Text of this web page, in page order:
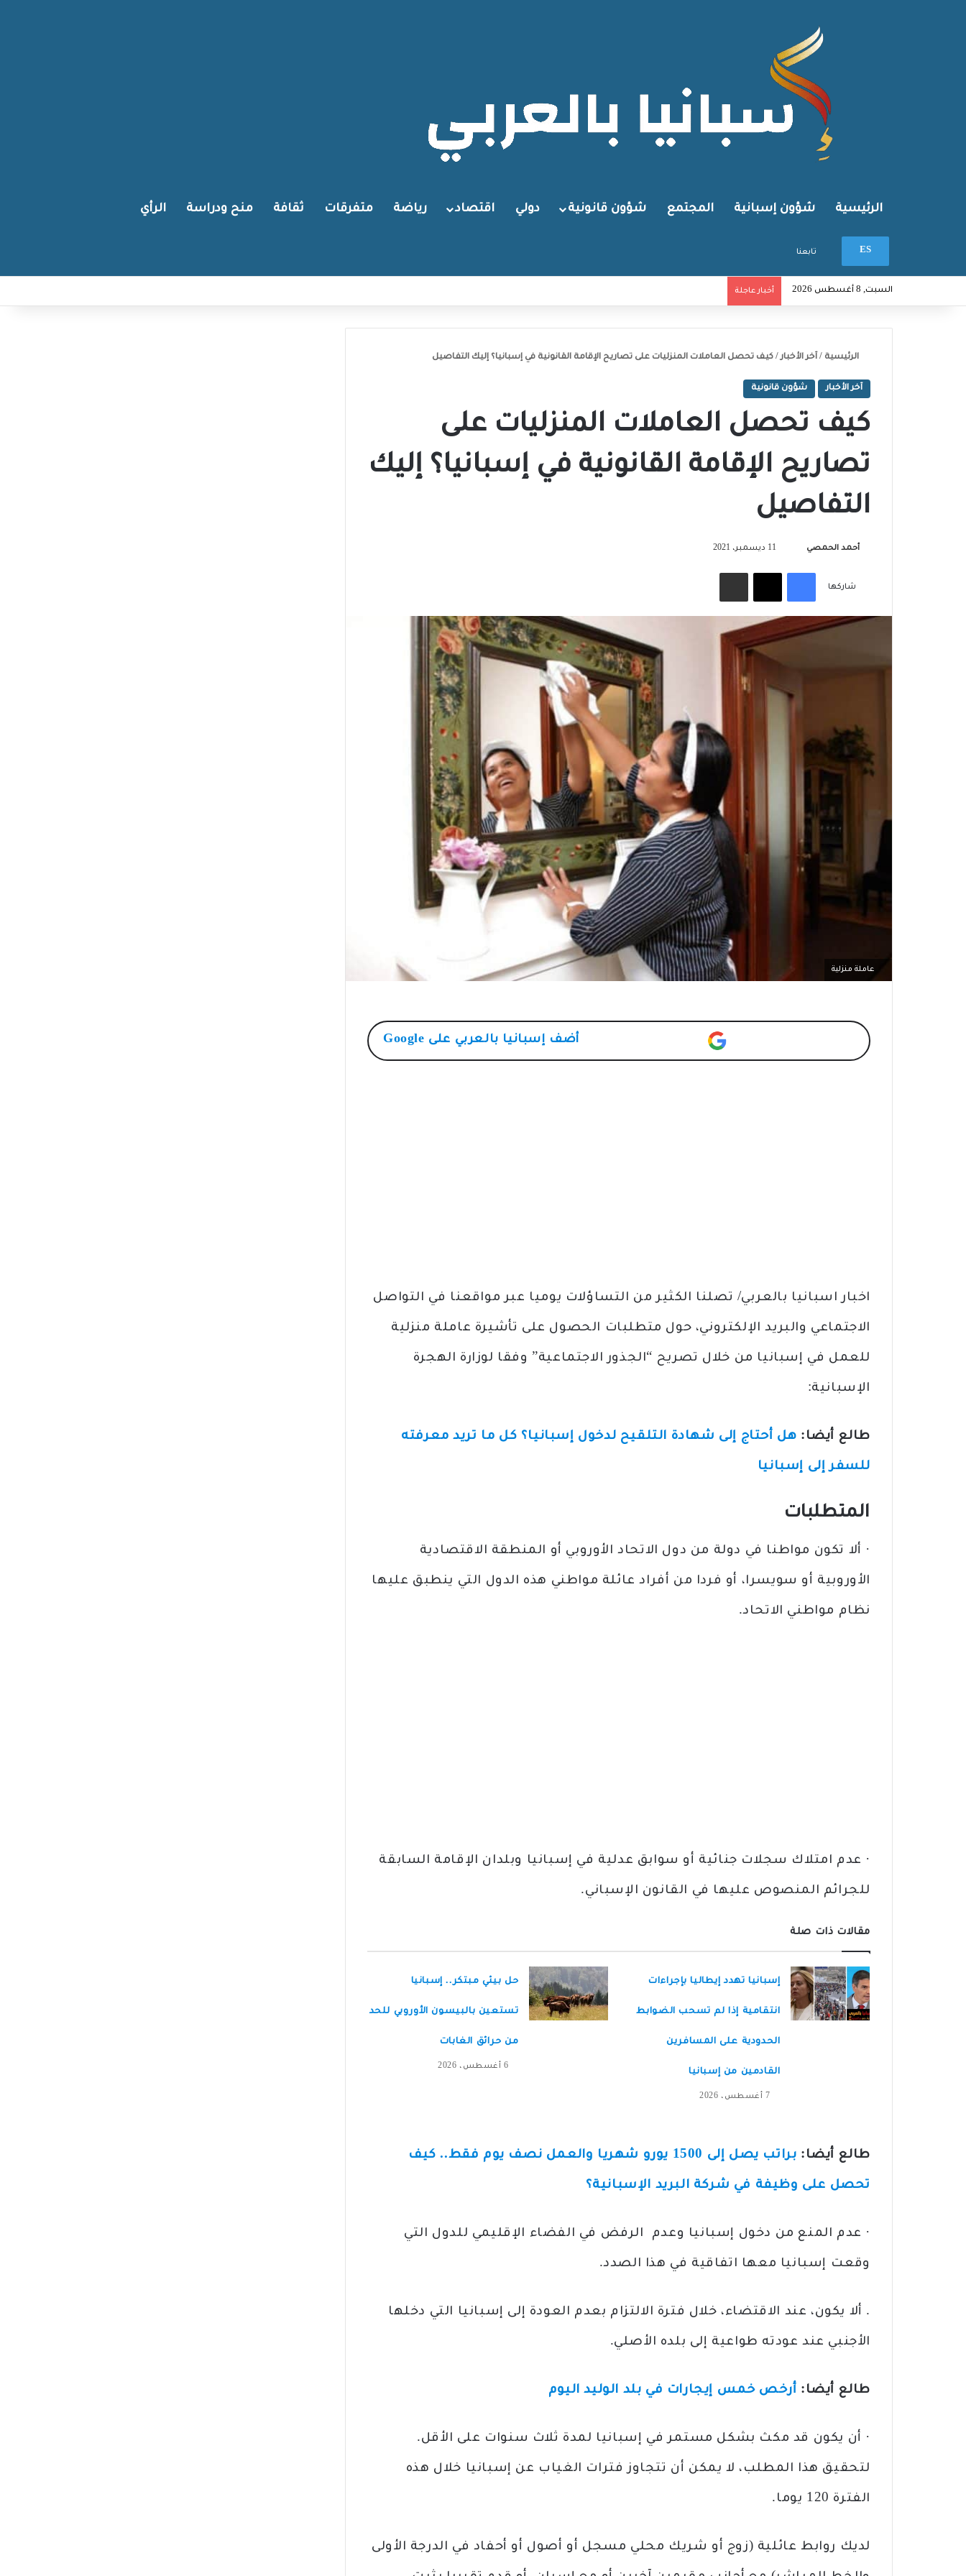
الرئيسية شؤون إسبانية المجتمع شؤون قانونية دولي اقتصاد رياضة متفرقات ثقافة منح ودراسة الرأي
ES تابعنا
السبت, 8 أغسطس 2026 أخبار عاجلة
الرئيسية / آخر الأخبار / كيف تحصل العاملات المنزليات على تصاريح الإقامة القانونية في إسبانيا؟ إليك التفاصيل
آخر الأخبار شؤون قانونية
كيف تحصل العاملات المنزليات على
تصاريح الإقامة القانونية في إسبانيا؟ إليك
التفاصيل
أحمد الحمصي 11 ديسمبر، 2021
شاركها
فيسبوك‫X مشاركة عبر البريد
عاملة منزلية
أضف إسبانيا بالعربي على Google
اخبار اسبانيا بالعربي/ تصلنا الكثير من التساؤلات يوميا عبر مواقعنا في التواصل
الاجتماعي والبريد الإلكتروني، حول متطلبات الحصول على تأشيرة عاملة منزلية
للعمل في إسبانيا من خلال تصريح “الجذور الاجتماعية” وفقا لوزارة الهجرة
الإسبانية:
طالع أيضا: هل أحتاج إلى شهادة التلقيح لدخول إسبانيا؟ كل ما تريد معرفته
للسفر إلى إسبانيا
المتطلبات
· ألا تكون مواطنا في دولة من دول الاتحاد الأوروبي أو المنطقة الاقتصادية
الأوروبية أو سويسرا، أو فردا من أفراد عائلة مواطني هذه الدول التي ينطبق عليها
نظام مواطني الاتحاد.
· عدم امتلاك سجلات جنائية أو سوابق عدلية في إسبانيا وبلدان الإقامة السابقة
للجرائم المنصوص عليها في القانون الإسباني.
مقالات ذات صلة
إسبانيا تهدد إيطاليا بإجراءات
انتقامية إذا لم تسحب الضوابط
الحدودية على المسافرين
القادمين من إسبانيا
7 أغسطس، 2026
حل بيئي مبتكر.. إسبانيا
تستعين بالبيسون الأوروبي للحد
من حرائق الغابات
6 أغسطس، 2026
طالع أيضا: براتب يصل إلى 1500 يورو شهريا والعمل نصف يوم فقط.. كيف
تحصل على وظيفة في شركة البريد الإسبانية؟
· عدم المنع من دخول إسبانيا وعدم الرفض في الفضاء الإقليمي للدول التي
وقعت إسبانيا معها اتفاقية في هذا الصدد.
. ألا يكون، عند الاقتضاء، خلال فترة الالتزام بعدم العودة إلى إسبانيا التي دخلها
الأجنبي عند عودته طواعية إلى بلده الأصلي.
طالع أيضا: أرخص خمس إيجارات في بلد الوليد اليوم
· أن يكون قد مكث بشكل مستمر في إسبانيا لمدة ثلاث سنوات على الأقل.
لتحقيق هذا المطلب، لا يمكن أن تتجاوز فترات الغياب عن إسبانيا خلال هذه
الفترة 120 يوما.
لديك روابط عائلية (زوج أو شريك محلي مسجل أو أصول أو أحفاد في الدرجة الأولى